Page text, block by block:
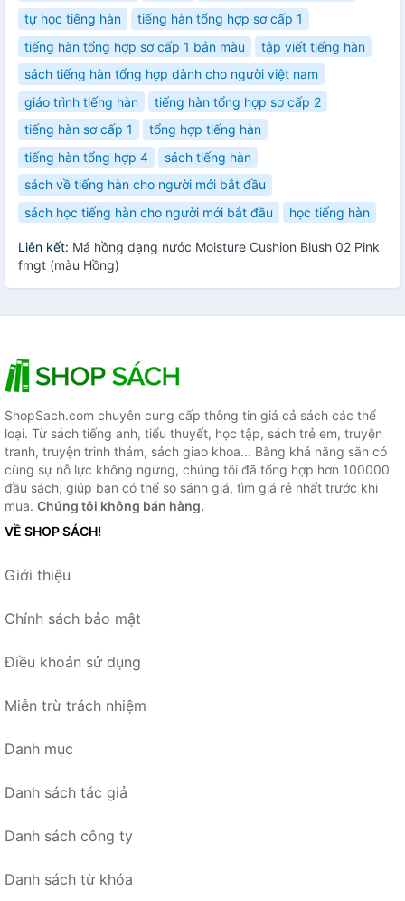
tự học tiếng hàn
tiếng hàn tổng hợp sơ cấp 1
tiếng hàn tổng hợp sơ cấp 1 bản màu
tập viết tiếng hàn
sách tiếng hàn tổng hợp dành cho người việt nam
giáo trình tiếng hàn
tiếng hàn tổng hợp sơ cấp 2
tiếng hàn sơ cấp 1
tổng hợp tiếng hàn
tiếng hàn tổng hợp 4
sách tiếng hàn
sách về tiếng hàn cho người mới bắt đầu
sách học tiếng hàn cho người mới bắt đầu
học tiếng hàn
Liên kết: Má hồng dạng nước Moisture Cushion Blush 02 Pink
fmgt (màu Hồng)
ShopSach.com chuyên cung cấp thông tin giá cả sách các thể
loại. Từ sách tiếng anh, tiểu thuyết, học tập, sách trẻ em, truyện
tranh, truyện trinh thám, sách giao khoa... Bằng khả năng sẵn có
cùng sự nỗ lực không ngừng, chúng tôi đã tổng hợp hơn 100000
đầu sách, giúp bạn có thể so sánh giá, tìm giá rẻ nhất trước khi
mua. Chúng tôi không bán hàng.
VỀ SHOP SÁCH!
Giới thiệu
Chính sách bảo mật
Điều khoản sử dụng
Miễn trừ trách nhiệm
Danh mục
Danh sách tác giả
Danh sách công ty
Danh sách từ khóa